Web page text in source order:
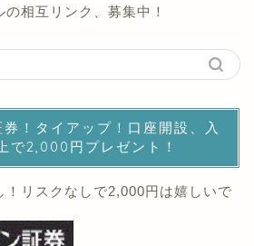
相互リンク、募集中！
！タイアップ！口座開設、入
で2,000円プレゼント！
リスクなしで2,000円は嬉しいで